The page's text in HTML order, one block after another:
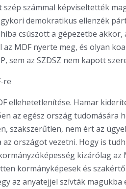
számmal képviseltették
demokratikus ellenzék
csúszott a gépezetbe akkor,
MDF nyerte meg, és olyan
sem az SZDSZ nem kapott
re
ellehetetlenítése. Hamar
az egész ország tudomására
szakszerűtlen, nem ért az
országot vezetni. Hogy is
kizárólag az
kormányképesek és
az anyatejjel szívták magukba